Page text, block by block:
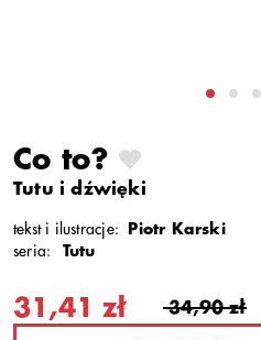
Co to?
Tutu i dźwięki
tekst i ilustracje:
Piotr Karski
seria:
Tutu
31,41 zł 34,90 zł